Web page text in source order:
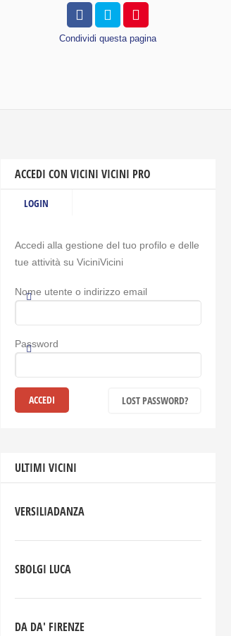
Condividi questa pagina
ACCEDI CON VICINI VICINI PRO
LOGIN
Accedi alla gestione del tuo profilo e delle
tue attività su ViciniVicini
Nome utente o indirizzo email
Password
LOST PASSWORD?
ULTIMI VICINI
VERSILIADANZA
SBOLGI LUCA
DA DA' FIRENZE